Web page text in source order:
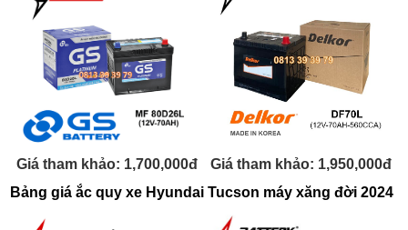
Giá tham khảo: 1,700,000đ
Giá tham khảo: 1,950,000đ
Bảng giá ắc quy xe Hyundai Tucson máy xăng đời 2024